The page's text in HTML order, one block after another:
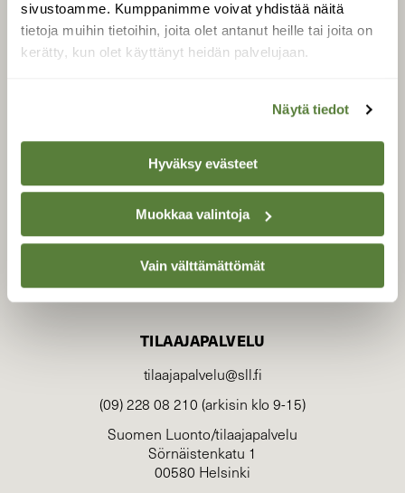
sivustoamme. Kumppanimme voivat yhdistää näitä
tietoja muihin tietoihin, joita olet antanut heille tai joita on
kerätty, kun olet käyttänyt heidän palvelujaan.
Näytä tiedot
Hyväksy evästeet
Muokkaa valintoja
Vain välttämättömät
SUOMEN LUONNON­
SUOJELU­LIITTO
Suomen Luonto -lehden
luonnonsuojelu­liitto.
TILAAJAPALVELU
tilaajapalvelu@sll.fi
(09) 228 08 210 (arkisin klo 9-15)
Suomen Luonto/tilaajapalvelu
Sörnäistenkatu 1
00580 Helsinki